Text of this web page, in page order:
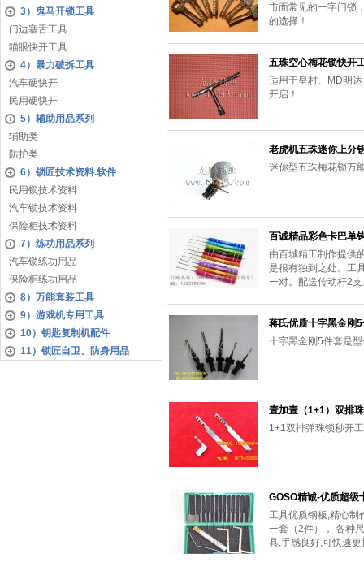
3）鬼马开锁工具
门边塞舌工具
猫眼快开工具
4）暴力破拆工具
汽车硬快开
民用硬快开
5）辅助用品系列
辅助类
防护类
6）锁匠技术资料.软件
民用锁技术资料
汽车锁技术资料
保险柜技术资料
7）练功用品系列
汽车锁练功用品
保险柜练功用品
8）万能套装工具
9）游戏机专用工具
10）钥匙复制机配件
11）锁匠自卫、防身用品
市面常见的一字门锁
的选择！
五珠空心梅花锁快开
适用于皇村、MD明
开启！
老虎机五珠迷你上分
迷你型五珠梅花锁万
百诚精品彩色卡巴单
由百城精工制作提供
是很有独到之处。工
一对。配送传动杆2
蒋氏优质十字黑金刚
十字黑金刚5件套是
壹加壹（1+1）双排
1+1双排弹珠锁秒开
GOSO精诚-优质超级
工具优质钢板,精心制
一套（2件）， 各种
具,手感良好,可快速